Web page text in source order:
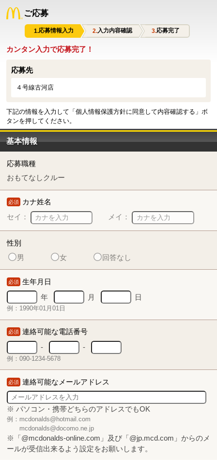
ご応募
応募情報入力 入力内容確認 応募完了
カンタン入力で応募完了！
応募先
４号線古河店
下記の情報を入力して「個人情報保護方針に同意して内容確認する」ボ
タンを押してください。
基本情報
応募職種
おもてなしクルー
必須 カナ姓名
セイ：
メイ：
性別
男
女 回答なし
必須 生年月日
年
月 日
例：1990年01月01日
必須 連絡可能な電話番号
-
-
例：090-1234-5678
必須 連絡可能なメールアドレス
※ パソコン・携帯どちらのアドレスでもOK
例：mcdonalds@hotmail.com
mcdonalds@docomo.ne.jp
※「@mcdonalds-online.com」及び「@jp.mcd.com」からのメ
ールが受信出来るよう設定をお願いします。